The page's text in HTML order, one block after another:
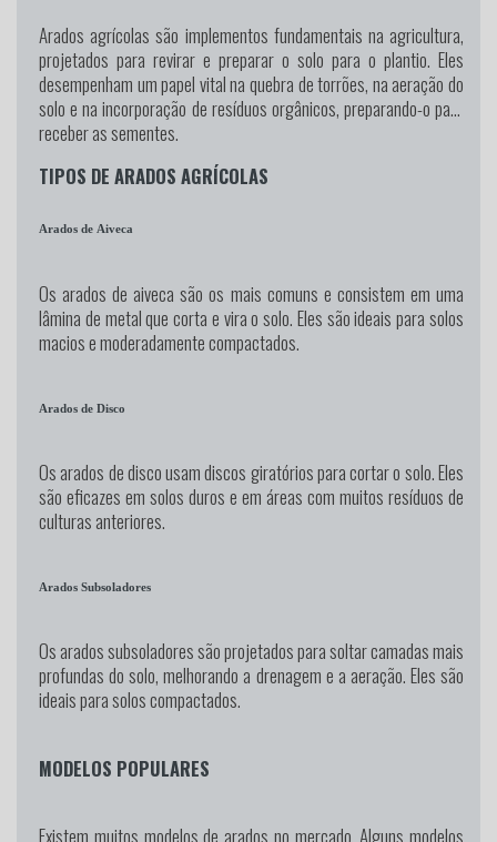
Arados agrícolas são implementos fundamentais na agricultura,
projetados para revirar e preparar o solo para o plantio. Eles
desempenham um papel vital na quebra de torrões, na aeração do
solo e na incorporação de resíduos orgânicos, preparando-o para
receber as sementes.
TIPOS DE ARADOS AGRÍCOLAS
Arados de Aiveca
Os arados de aiveca são os mais comuns e consistem em uma
lâmina de metal que corta e vira o solo. Eles são ideais para solos
macios e moderadamente compactados.
Arados de Disco
Os arados de disco usam discos giratórios para cortar o solo. Eles
são eficazes em solos duros e em áreas com muitos resíduos de
culturas anteriores.
Arados Subsoladores
Os arados subsoladores são projetados para soltar camadas mais
profundas do solo, melhorando a drenagem e a aeração. Eles são
ideais para solos compactados.
MODELOS POPULARES
Existem muitos modelos de arados no mercado. Alguns modelos